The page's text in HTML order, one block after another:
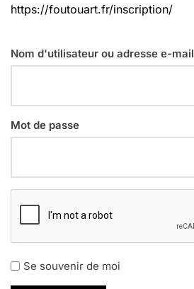
https://foutouart.fr/inscription/
Nom d'utilisateur ou adresse e-mail
Mot de passe
Se souvenir de moi